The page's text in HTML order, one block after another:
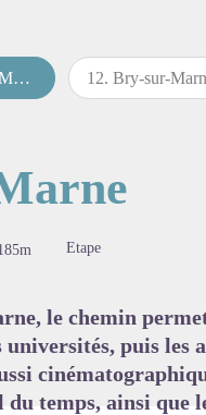
12.Bry-sur-Marne à Lagny-
Etape
le chemin
puis les
temps, ainsi que